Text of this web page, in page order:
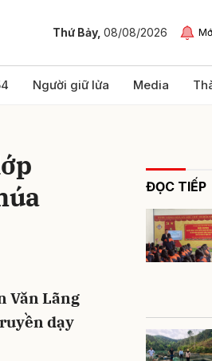
Thứ Bảy, 08/08/2026
Người giữ lửa Media
Văn Lãng
dạy
ĐỌC TIẾP
Gửi